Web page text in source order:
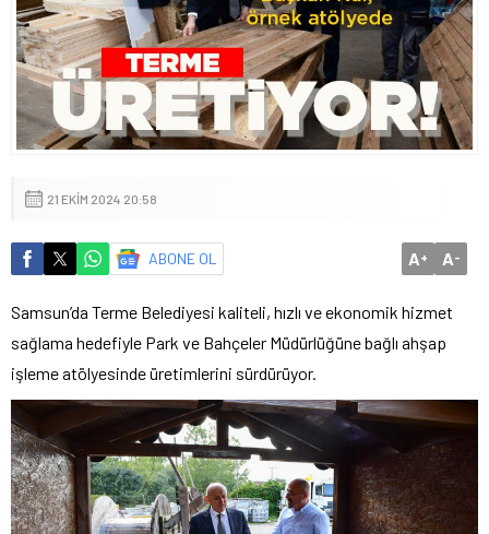
21 EKIM 2024 20:58
ABONE OL A+ A-
Samsun’da Terme Belediyesi kaliteli, hızlı ve ekonomik hizmet
sağlama hedefiyle Park ve Bahçeler Müdürlüğüne bağlı ahşap
işleme atölyesinde üretimlerini sürdürüyor.